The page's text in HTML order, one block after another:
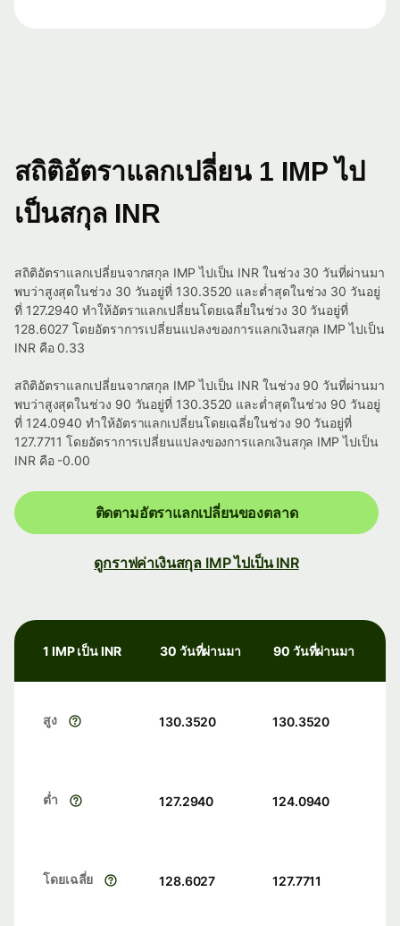
สถิติอัตราแลกเปลี่ยน 1 IMP ไป
เป็นสกุล INR
สถิติอัตราแลกเปลี่ยนจากสกุล IMP ไปเป็น INR ในช่วง 30 วันที่ผ่านมา
พบว่าสูงสุดในช่วง 30 วันอยู่ที่ 130.3520 และต่ำสุดในช่วง 30 วันอยู่
ที่ 127.2940 ทำให้อัตราแลกเปลี่ยนโดยเฉลี่ยในช่วง 30 วันอยู่ที่
128.6027 โดยอัตราการเปลี่ยนแปลงของการแลกเงินสกุล IMP ไปเป็น
INR คือ 0.33
สถิติอัตราแลกเปลี่ยนจากสกุล IMP ไปเป็น INR ในช่วง 90 วันที่ผ่านมา
พบว่าสูงสุดในช่วง 90 วันอยู่ที่ 130.3520 และต่ำสุดในช่วง 90 วันอยู่
ที่ 124.0940 ทำให้อัตราแลกเปลี่ยนโดยเฉลี่ยในช่วง 90 วันอยู่ที่
127.7711 โดยอัตราการเปลี่ยนแปลงของการแลกเงินสกุล IMP ไปเป็น
INR คือ -0.00
ติดตามอัตราแลกเปลี่ยนของตลาด
ดูกราฟค่าเงินสกุล IMP ไปเป็น INR
1 IMP เป็น INR 30 วันที่ผ่านมา 90 วันที่ผ่านมา
สูง 130.3520 130.3520
ต่ำ 127.2940 124.0940
โดยเฉลี่ย 128.6027 127.7711